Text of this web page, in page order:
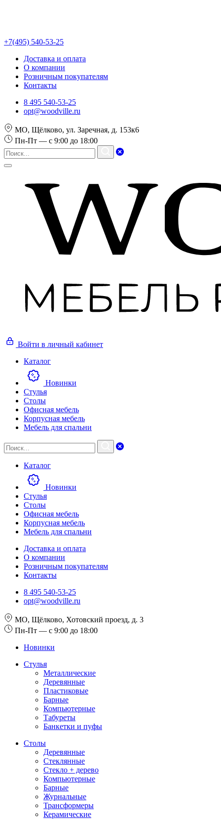
+7(495) 540-53-25
Доставка и оплата
О компании
Розничным покупателям
Контакты
8 495 540-53-25
opt@woodville.ru
МО, Щёлково, ул. Заречная, д. 153к6
Пн-Пт — с 9:00 до 18:00
Войти в личный кабинет
Каталог
Новинки
Стулья
Столы
Офисная мебель
Корпусная мебель
Мебель для спальни
Каталог
Новинки
Стулья
Столы
Офисная мебель
Корпусная мебель
Мебель для спальни
Доставка и оплата
О компании
Розничным покупателям
Контакты
8 495 540-53-25
opt@woodville.ru
МО, Щёлково, Хотовский проезд, д. 3
Пн-Пт — с 9:00 до 18:00
Новинки
Стулья
Металлические
Деревянные
Пластиковые
Барные
Компьютерные
Табуреты
Банкетки и пуфы
Столы
Деревянные
Стеклянные
Стекло + дерево
Компьютерные
Барные
Журнальные
Трансформеры
Керамические